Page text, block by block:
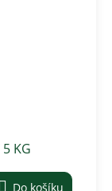
KG
Do košíku